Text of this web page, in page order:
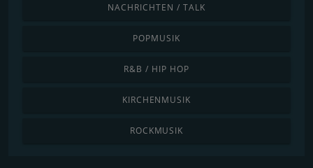
NACHRICHTEN / TALK
POPMUSIK
R&B / HIP HOP
KIRCHENMUSIK
ROCKMUSIK